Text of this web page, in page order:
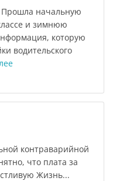
Прошла начальную
и зимнюю
которую
водительского
контраварийной
что плата за
Жизнь...